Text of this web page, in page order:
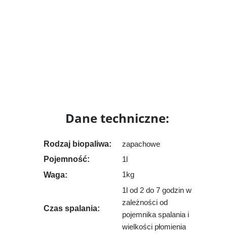
Dane techniczne:
Rodzaj biopaliwa: zapachowe
Pojemność: 1l
Waga: 1kg
Czas spalania:
1l od 2 do 7 godzin w
zależności od
pojemnika spalania i
wielkości płomienia